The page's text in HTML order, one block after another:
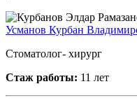
Усманов Курбан
Стоматолог- хирург
Стаж работы: 11 лет